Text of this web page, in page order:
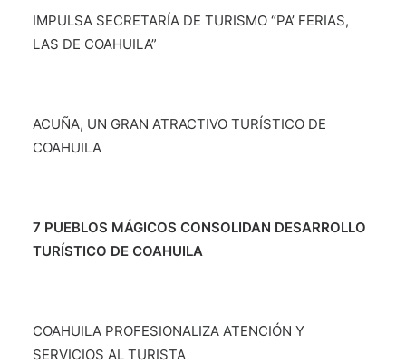
IMPULSA SECRETARÍA DE TURISMO “PA’ FERIAS,
LAS DE COAHUILA”
ACUÑA, UN GRAN ATRACTIVO TURÍSTICO DE
COAHUILA
7 PUEBLOS MÁGICOS CONSOLIDAN DESARROLLO
TURÍSTICO DE COAHUILA
COAHUILA PROFESIONALIZA ATENCIÓN Y
SERVICIOS AL TURISTA